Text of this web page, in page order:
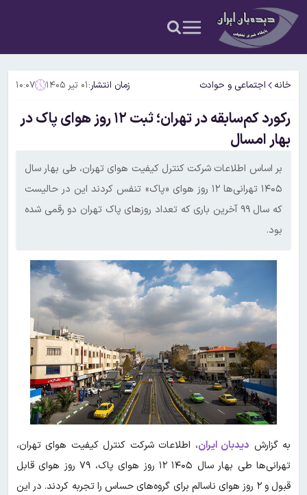
خانه اجتماعی و حوادث زمان انتشار:۰۱ تیر ۱۴۰۵ ۱۰:۰۷
رکورد کم‌سابقه در تهران؛ ثبت ۱۲ روز هوای پاک در
بهار امسال
بر اساس اطلاعات شرکت کنترل کیفیت هوای تهران، طی بهار سال
۱۴۰۵ تهرانی‌ها ۱۲ روز هوای «پاک» تنفس کردند این در حالیست
که سال ۹۹ آخرین باری که تعداد روزهای پاک تهران دو رقمی شده
بود.
به گزارش دیدبان ایران، اطلاعات شرکت کنترل کیفیت هوای تهران،
تهرانی‌ها طی بهار سال ۱۴۰۵ ۱۲ روز هوای پاک، ۷۹ روز هوای قابل
قبول و ۲ روز هوای ناسالم برای گروه‌های حساس را تجربه کردند. در این